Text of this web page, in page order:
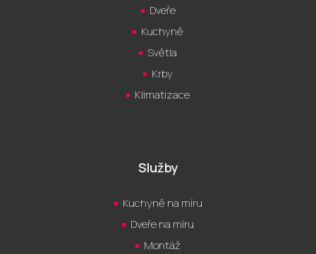
Dveře
Kuchyně
Světla
Krby
Klimatizace
Služby
Kuchyně na míru
Dveře na míru
Montáž